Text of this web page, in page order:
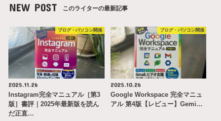
NEW POST このライターの最新記事
ブログ・パソコン関係
2025.11.26
Instagram完全マニュアル［第3
版］書評｜2025年最新版を読ん
だ正直…
ブログ・パソコン関係
2025.10.26
Google Workspace 完全マニュ
アル 第4版【レビュー】Gemi…